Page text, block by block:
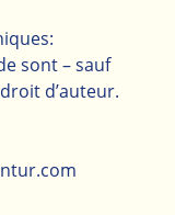
sont – sauf
d’auteur.